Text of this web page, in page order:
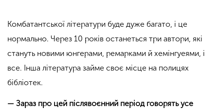
Комбатантської літератури буде дуже багато, і це
нормально. Через 10 років останеться три автори, які
стануть новими юнгерами, ремарками й хемінгуеями, і
все. Інша література займе своє місце на полицях
бібліотек.
— Зараз про цей післявоєнний період говорять усе